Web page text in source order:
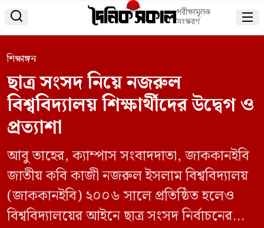
 পরীক্ষামূলক
সংস্করণ 
শিক্ষাঙ্গন
ছাত্র সংসদ নিয়ে নজরুল
বিশ্ববিদ্যালয় শিক্ষার্থীদের উদ্বেগ ও
প্রত্যাশা
আবু তাহের, ক্যাম্পাস সংবাদদাতা, জাককানইবি
জাতীয় কবি কাজী নজরুল ইসলাম বিশ্ববিদ্যালয়
(জাককানইবি) ২০০৬ সালে প্রতিষ্ঠিত হলেও
বিশ্ববিদ্যালয়ের আইনে ছাত্র সংসদ নির্বাচনের